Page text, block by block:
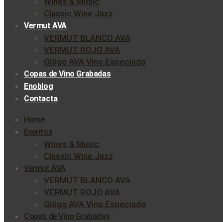
Classic Wine Jazz
Vermut AVA
VERMUT BLANCO AVA
VERMUT ROJO AVA
Glögg AVA Vino Especiado
Copas de Vino Grabadas
Enoblog
Contacta
Home
Eventos
Wines & Music
Classic Wine Jazz
Vermut AVA
VERMUT BLANCO AVA
VERMUT ROJO AVA
Glögg AVA Vino Especiado
Copas de Vino Grabadas